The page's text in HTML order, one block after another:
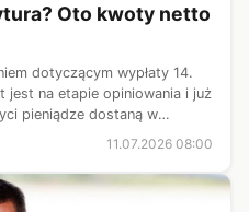
Oto kwoty netto
dotyczącym wypłaty 14.
na etapie opiniowania i już
pieniądze dostaną w
11.07.2026 08:00